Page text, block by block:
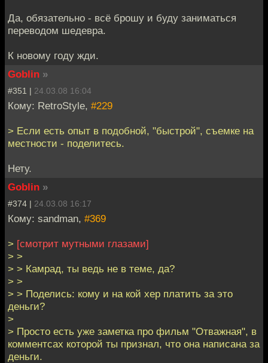
Да, обязательно - всё брошу и буду заниматься
переводом шедевра.
К новому году жди.
Goblin »
#351 | 24.03.08 16:04
Кому: RetroStyle, #229
> Если есть опыт в подобной, "быстрой", съемке на
местности - поделитесь.
Нету.
Goblin »
#374 | 24.03.08 16:17
Кому: sandman, #369
> [смотрит мутными глазами]
> >
> > Камрад, ты ведь не в теме, да?
> >
> > Поделись: кому и на кой хер платить за это
деньги?
>
> Просто есть уже заметка про фильм "Отважная", в
комментсах которой ты признал, что она написана за
деньги.